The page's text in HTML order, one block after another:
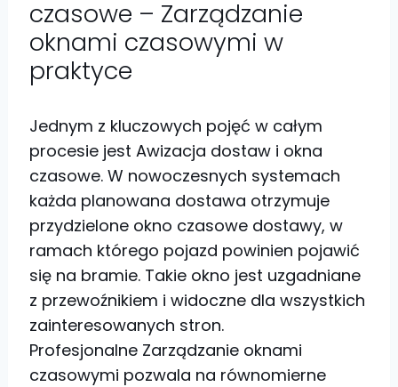
czasowe – Zarządzanie
oknami czasowymi w
praktyce
Jednym z kluczowych pojęć w całym
procesie jest Awizacja dostaw i okna
czasowe. W nowoczesnych systemach
każda planowana dostawa otrzymuje
przydzielone okno czasowe dostawy, w
ramach którego pojazd powinien pojawić
się na bramie. Takie okno jest uzgadniane
z przewoźnikiem i widoczne dla wszystkich
zainteresowanych stron.
Profesjonalne Zarządzanie oknami
czasowymi pozwala na równomierne